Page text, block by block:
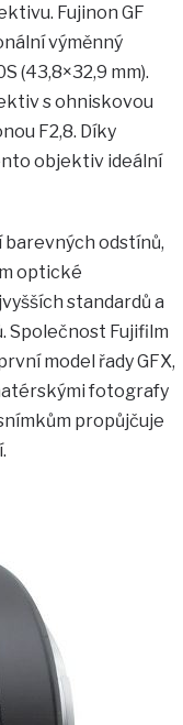
Fujinon GF
výměnný
(43,8×32,9 mm).
s ohniskovou
F2,8. Díky
objektiv ideální
odstínů,
optické
standardů a
Společnost Fujifilm
model řady GFX,
fotografy
propůjčuje